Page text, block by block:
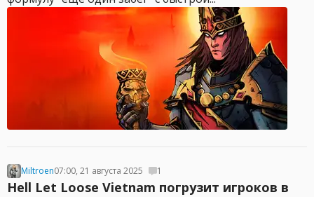
Miltroen07:00, 21 августа 2025 1
Hell Let Loose Vietnam погрузит игроков в